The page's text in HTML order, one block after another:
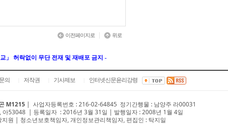
이전페이지로 | 위로
」 허락없이 무단 전재 및 재배포 금지 -
의 저작권 기사제보 인터넷신문윤리강령
M1215 | 사업자등록번호 : 216-02-64845 정기간행물 : 남양주 라00031
53048 | 등록일자 : 2016년 3월 31일 | 발행일자 : 2008년 1월 4일
원 | 청소년보호책임자, 개인정보관리책임자, 편집인 : 탁지일